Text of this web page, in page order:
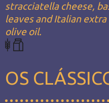
stracciatella cheese,
leaves and Italian
olive oil.
OS